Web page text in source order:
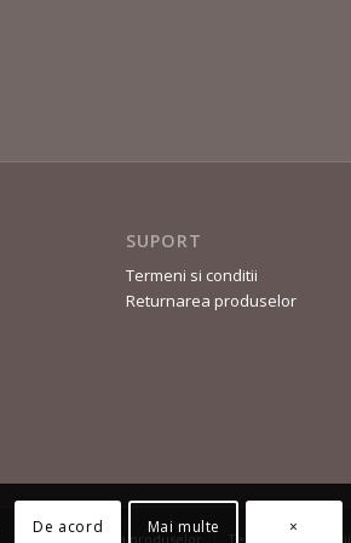
SUPORT
Termeni si conditii
Returnarea produselor
Returnarea produselor Termeni și Condiții
De acord Mai multe ×